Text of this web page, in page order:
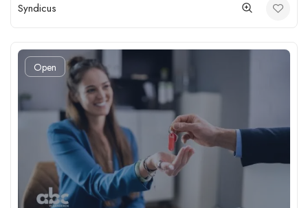
Syndicus
Open